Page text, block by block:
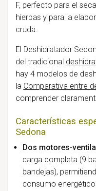
F, perfecto para el
hierbas y para la
cruda.
El Deshidratador
del tradicional
hay 4 modelos de
la Comparativa entre
comprender
Características
Sedona
Dos motores-
carga completa (9
bandejas),
consumo